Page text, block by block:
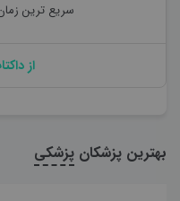
سریع ترین
از
بهترین پزشکان پزشکی